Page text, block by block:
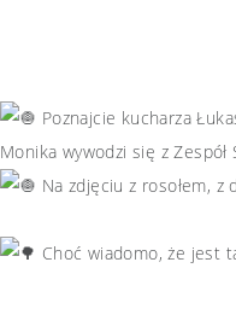
Poznajcie kucharza
Monika wywodzi się zZespół
Na zdjęciu z rosołem,
Choć wiadomo, że jest